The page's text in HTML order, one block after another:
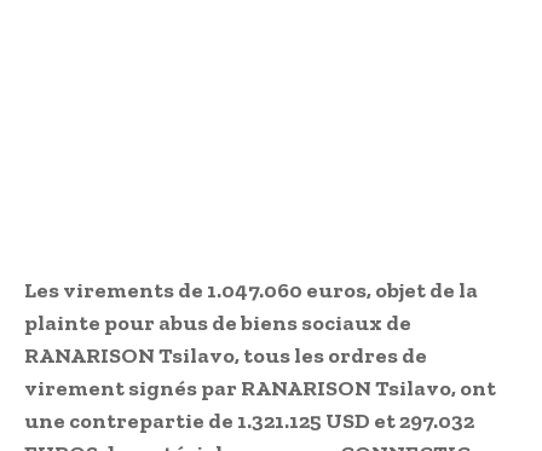
Les virements de 1.047.060 euros, objet de la
plainte pour abus de biens sociaux de
RANARISON Tsilavo, tous les ordres de
virement signés par RANARISON Tsilavo, ont
une contrepartie de 1.321.125 USD et 297.032